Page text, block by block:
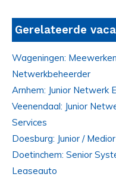
Gerelateerde
Wageningen:
Netwerkbeheerder
Arnhem: Junior Netwerk
Veenendaal: Junior
Services
Doesburg: Junior /
Doetinchem: Senior
Leaseauto